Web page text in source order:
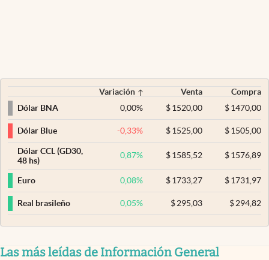
Variación Venta
Compra
Dólar BNA
0,00% $ 1520,00 $1470,00
Dólar Blue -0,33% $ 1525,00 $1505,00
Dólar CCL (GD30,
48 hs)
0,87% $ 1585,52 $1576,89
Euro 0,08% $ 1733,27 $1731,97
Real brasileño 0,05% $ 295,03 $294,82
Las más leídas de Información General